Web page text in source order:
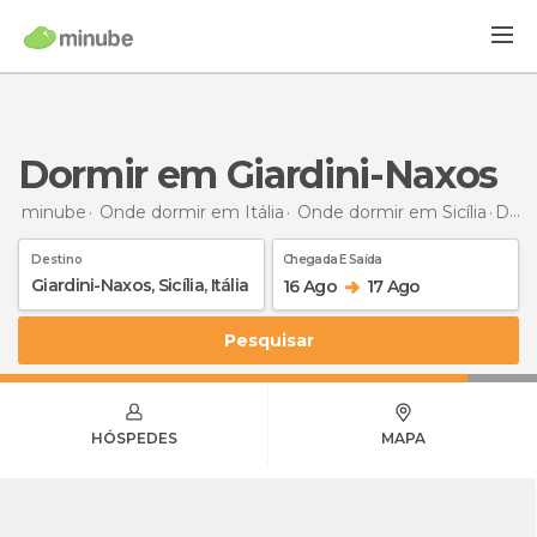
Dormir em Giardini-Naxos
minube Onde dormir em Itália Onde dormir em Sicília Dormir
Destino Chegada E Saída
16 Ago 17 Ago
Pesquisar
HÓSPEDES MAPA